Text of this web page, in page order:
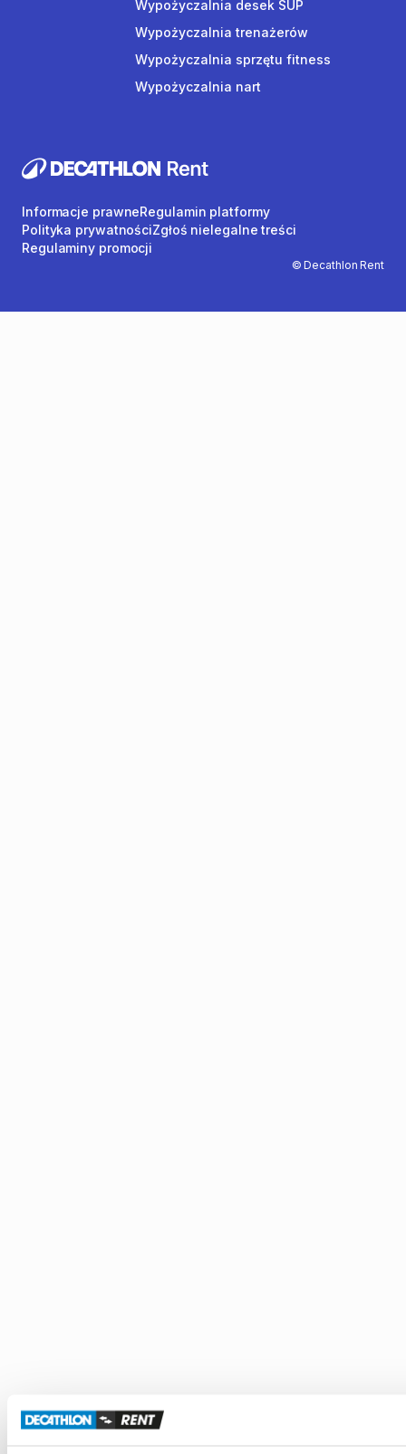
Wypożyczalnia desek SUP
Wypożyczalnia trenażerów
Wypożyczalnia sprzętu fitness
Wypożyczalnia nart
© Decathlon Rent
Informacje prawneRegulamin platformy
Polityka prywatnościZgłoś nielegalne treści
Regulaminy promocji